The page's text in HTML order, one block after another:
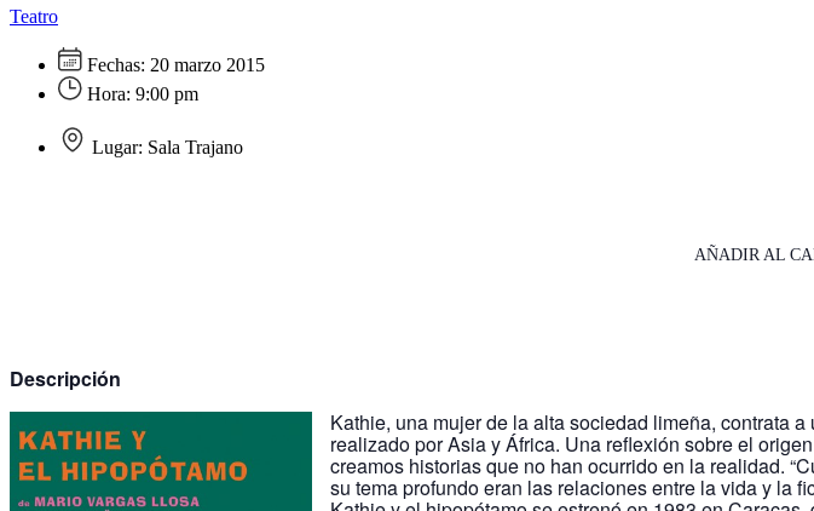
Teatro
Fechas: 20 marzo 2015
Hora: 9:00 pm
Lugar: Sala Trajano
AÑADIR AL
Descripción
Kathie, una mujer de la alta sociedad limeña, contrata
realizado por Asia y África. Una reflexión sobre el
creamos historias que no han ocurrido en la realidad.
su tema profundo eran las relaciones entre la vida y la